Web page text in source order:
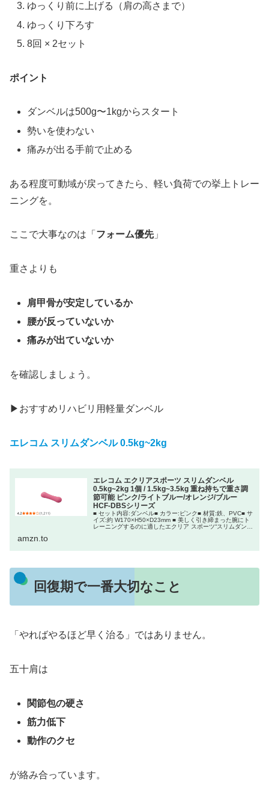
ゆっくり前に上げる（肩の高さまで）
ゆっくり下ろす
8回 × 2セット
ポイント
ダンベルは500g〜1kgからスタート
勢いを使わない
痛みが出る手前で止める
ある程度可動域が戻ってきたら、軽い負荷での挙上トレー
ニングを。
ここで大事なのは「 フォーム優先」
重さよりも
肩甲骨が安定しているか
腰が反っていないか
痛みが出ていないか
を確認しましょう。
▶︎おすすめリハビリ用軽量ダンベル
エレコム スリムダンベル 0.5kg~2kg
エレコム エクリアスポーツ スリムダンベル
0.5kg~2kg 1個 / 1.5kg~3.5kg 重ね持ちで重さ調
節可能 ピンク/ライトブルー/オレンジ/ブルー
HCF-DBSシリーズ
■ セット内容:ダンベル■ カラー:ピンク■ 材質:鉄、PVC■ サ
イズ:約 W170×H50×D23mm ■ 美しく引き締まった腕にト
レーニングするのに適したエクリア スポーツ“スリムダンベ
amzn.to
回復期で一番大切なこと
「やればやるほど早く治る」ではありません。
五十肩は
関節包の硬さ
筋力低下
動作のクセ
が絡み合っています。